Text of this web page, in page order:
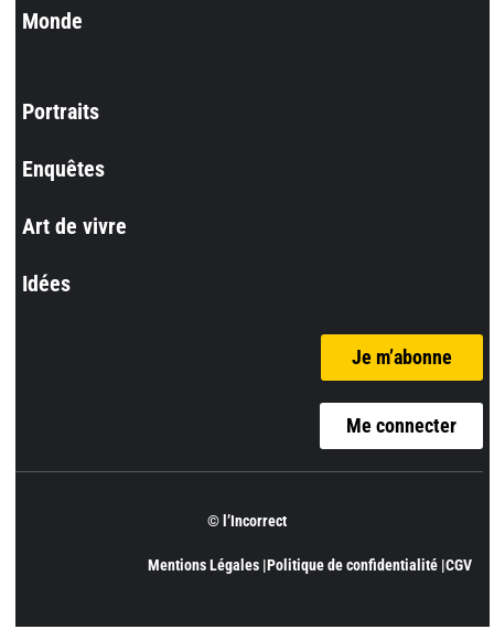
Monde
Portraits
Enquêtes
Art de vivre
Idées
Je m’abonne
Me connecter
© l’Incorrect
Mentions Légales |Politique de confidentialité |CGV